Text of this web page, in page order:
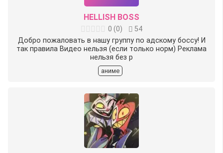
HELLISH BOSS
0 (0)
54
Добро пожаловать в нашу группу по адскому боссу! И
так правила Видео нельзя (если только норм) Реклама
нельзя без р
аниме